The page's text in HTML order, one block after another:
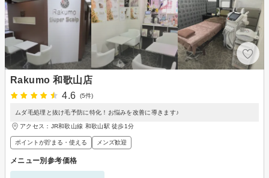
Rakumo 和歌山店
4.6
(5件)
ムダ毛処理と抜け毛予防に特化！お悩みを改善に導きます♪
アクセス：JR和歌山線 和歌山駅 徒歩1分
ポイントが貯まる・使える メンズ歓迎
メニュー別参考価格